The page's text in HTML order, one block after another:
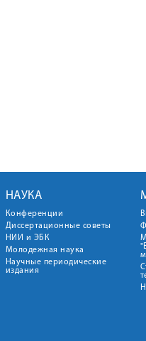
НАУКА
Конференции
Диссертационные советы
НИИ и ЭБК
Молодежная наука
Научные периодические
издания